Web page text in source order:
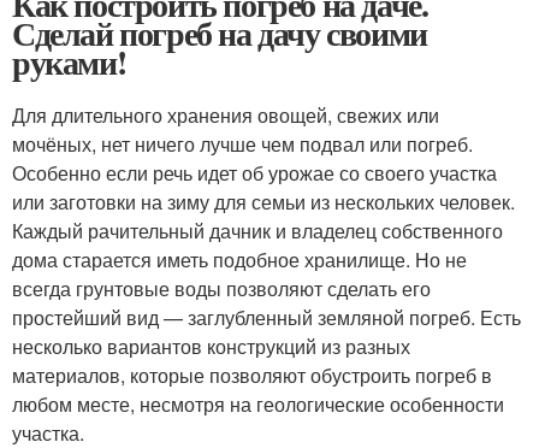
Сделай погреб на дачу своими
руками!
Для длительного хранения овощей, свежих или
мочёных, нет ничего лучше чем подвал или погреб.
Особенно если речь идет об урожае со своего участка
или заготовки на зиму для семьи из нескольких человек.
Каждый рачительный дачник и владелец собственного
дома старается иметь подобное хранилище. Но не
всегда грунтовые воды позволяют сделать его
простейший вид — заглубленный земляной погреб. Есть
несколько вариантов конструкций из разных
материалов, которые позволяют обустроить погреб в
любом месте, несмотря на геологические особенности
участка.